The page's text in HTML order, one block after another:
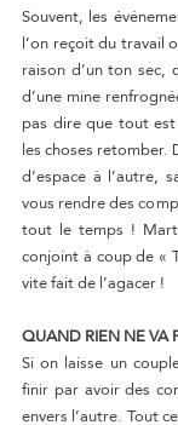
Souvent, les
l’on reçoit du travail
raison d’un ton sec,
d’une mine
pas dire que tout
les choses retomber.
d’espace à l’autre,
vous rendre des
tout le temps !
conjoint à coup de «
vite fait de l’agacer !
QUAND RIEN NE VA
Si on laisse un
finir par avoir des
envers l’autre. Tout